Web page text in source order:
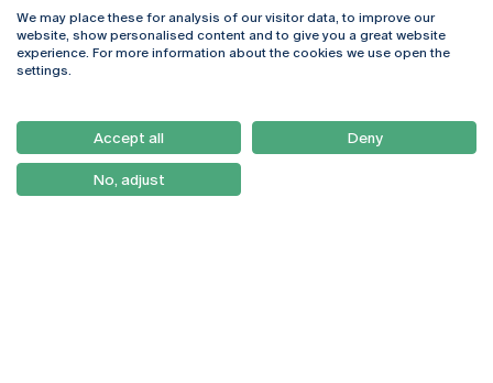
Rua Diogo Botelho 1327
4169-005 Porto
+351 226 196 240
Campus Online
Webmail
Como Chegar
Newsletter
We may place these for analysis of our visitor data, to improve our
website, show personalised content and to give you a great website
experience. For more information about the cookies we use open the
settings.
Accept all Deny
No, adjust